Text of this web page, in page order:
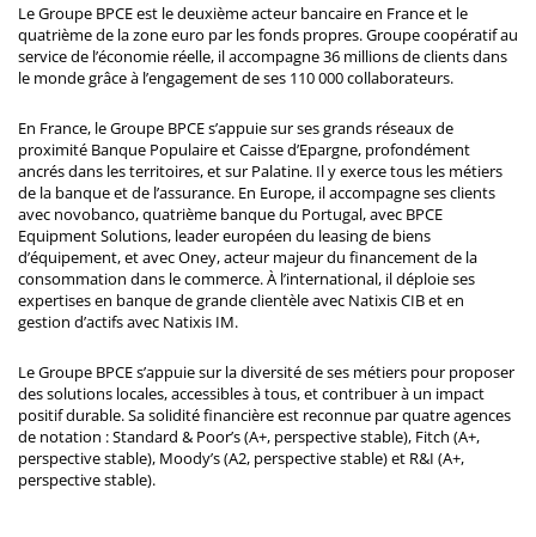
Le Groupe BPCE est le deuxième acteur bancaire en France et le
quatrième de la zone euro par les fonds propres. Groupe coopératif au
service de l’économie réelle, il accompagne 36 millions de clients dans
le monde grâce à l’engagement de ses 110 000 collaborateurs.
En France, le Groupe BPCE s’appuie sur ses grands réseaux de
proximité Banque Populaire et Caisse d’Epargne, profondément
ancrés dans les territoires, et sur Palatine. Il y exerce tous les métiers
de la banque et de l’assurance. En Europe, il accompagne ses clients
avec novobanco, quatrième banque du Portugal, avec BPCE
Equipment Solutions, leader européen du leasing de biens
d’équipement, et avec Oney, acteur majeur du financement de la
consommation dans le commerce. À l’international, il déploie ses
expertises en banque de grande clientèle avec Natixis CIB et en
gestion d’actifs avec Natixis IM.
Le Groupe BPCE s’appuie sur la diversité de ses métiers pour proposer
des solutions locales, accessibles à tous, et contribuer à un impact
positif durable. Sa solidité financière est reconnue par quatre agences
de notation : Standard & Poor’s (A+, perspective stable), Fitch (A+,
perspective stable), Moody’s (A2, perspective stable) et R&I (A+,
perspective stable).